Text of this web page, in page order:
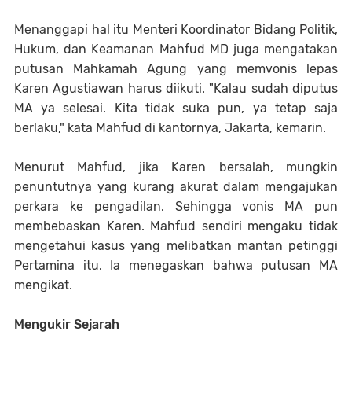
Menanggapi hal itu Menteri Koordinator Bidang Politik,
Hukum, dan Keamanan Mahfud MD juga mengatakan
putusan Mahkamah Agung yang memvonis lepas
Karen Agustiawan harus diikuti. "Kalau sudah diputus
MA ya selesai. Kita tidak suka pun, ya tetap saja
berlaku," kata Mahfud di kantornya, Jakarta, kemarin.
Menurut Mahfud, jika Karen bersalah, mungkin
penuntutnya yang kurang akurat dalam mengajukan
perkara ke pengadilan. Sehingga vonis MA pun
membebaskan Karen. Mahfud sendiri mengaku tidak
mengetahui kasus yang melibatkan mantan petinggi
Pertamina itu. Ia menegaskan bahwa putusan MA
mengikat.
Mengukir Sejarah